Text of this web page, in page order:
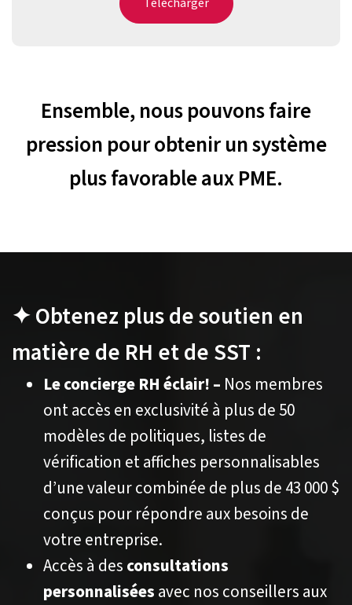
Ensemble, nous pouvons faire
pression pour obtenir un système
plus favorable aux PME.
✦ Obtenez plus de soutien en
matière de RH et de SST :
Le concierge RH éclair! – Nos membres
ont accès en exclusivité à plus de 50
modèles de politiques, listes de
vérification et affiches personnalisables
d’une valeur combinée de plus de 43 000 $
conçus pour répondre aux besoins de
votre entreprise.
Accès à des consultations
personnalisées avec nos conseillers aux